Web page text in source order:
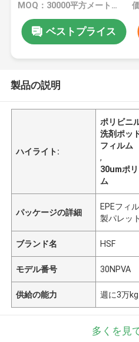
MOQ：30000平方メートルまたは1000kg
ベストプライス
製品の説明
ハイライト:
ポリビニ
洗剤ポッ
フィルム
,
30umポ
ム
パッケージの詳細
EPEフィ
製パレット
ブランド名 HSF
モデル番号 30NPVA
供給の能力 週に3万kg
多くを見